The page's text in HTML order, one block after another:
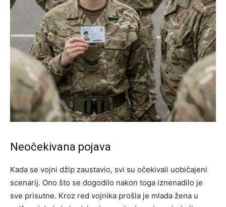
Neočekivana pojava
Kada se vojni džip zaustavio, svi su očekivali uobičajeni
scenarij. Ono što se dogodilo nakon toga iznenadilo je
sve prisutne. Kroz red vojnika prošla je mlada žena u